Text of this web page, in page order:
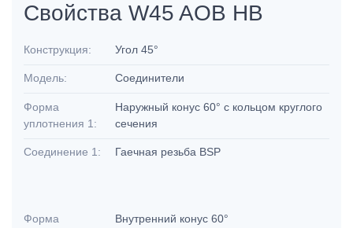
Свойства W45 AOB HB
Конструкция: Угол 45°
Модель: Соединители
Форма
уплотнения 1:
Наружный конус 60° с кольцом круглого
сечения
Соединение 1: Гаечная резьба BSP
Форма
Внутренний конус 60°